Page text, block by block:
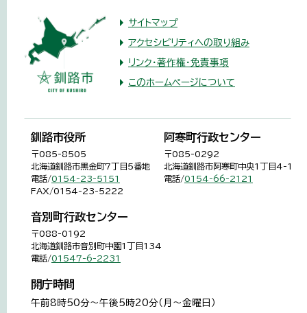
サイトマップ
アクセシビリティへの取り組み
リンク・著作権・免責事項
このホームページについて
釧路市役所
〒085-8505
北海道釧路市黒金町7丁目5番地
電話/0154-23-5151
FAX/0154-23-5222
阿寒町行政センター
〒085-0292
北海道釧路市阿寒町中央1丁目4-1
電話/0154-66-2121
音別町行政センター
〒088-0192
北海道釧路市音別町中園1丁目134
電話/01547-6-2231
開庁時間
午前8時50分～午後5時20分（月～金曜日）